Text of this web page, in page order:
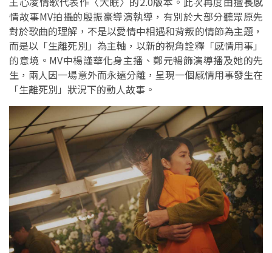
情故事MV拍攝的殷振豪導演執導，有別於大部分聽眾原先
對於歌曲的理解，不是以愛情中相遇和背叛的情節為主題，
而是以「生離死別」為主軸，以新的視角詮釋「感情用事」
的意境。MV中楊謹華化身主播、鄭元暢飾演導播及她的先
生，兩人因一場意外而永遠分離，呈現一個感情用事發生在
「生離死別」狀況下的動人故事。